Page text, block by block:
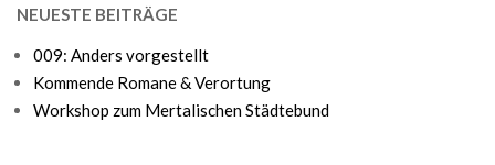
NEUESTE BEITRÄGE
009: Anders vorgestellt
Kommende Romane & Verortung
Workshop zum Mertalischen Städtebund